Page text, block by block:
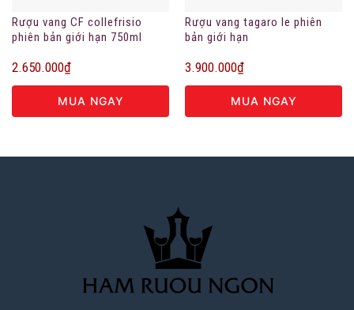
Rượu vang CF collefrisio
phiên bản giới hạn 750ml
2.650.000₫
MUA NGAY
Rượu vang tagaro le phiên
bản giới hạn
3.900.000₫
MUA NGAY